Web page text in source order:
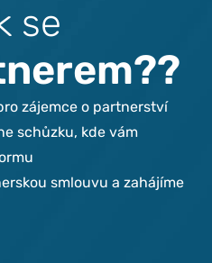
se
nerem??
zájemce o partnerství
schůzku, kde vám
smlouvu a zahájíme